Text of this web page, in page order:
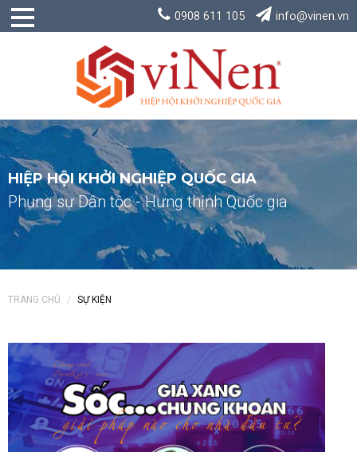
0908 611 105 info@vinen.vn
HIỆP HỘI KHỞI NGHIỆP QUỐC GIA
Phụng sự Dân tộc - Hưng thịnh Quốc gia
TRANG CHỦ SỰ KIỆN